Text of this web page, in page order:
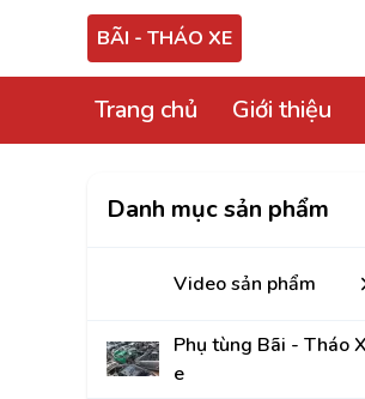
BÃI - THÁO XE
Trang chủ Giới thiệu
Danh mục sản phẩm
Video sản phẩm
Phụ tùng Bãi - Tháo X
e